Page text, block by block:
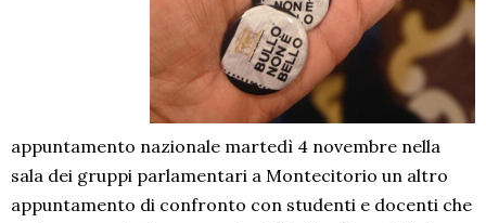
appuntamento nazionale martedì 4 novembre nella
sala dei gruppi parlamentari a Montecitorio un altro
appuntamento di confronto con studenti e docenti che